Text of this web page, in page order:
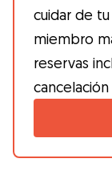
cuidar de
miembro
reservas